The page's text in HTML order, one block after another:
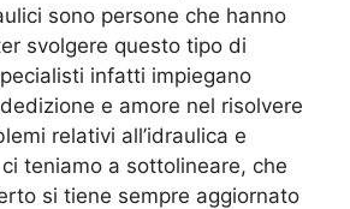
sono persone che hanno
svolgere questo tipo di
infatti impiegano
e amore nel risolvere
relativi all’idraulica e
teniamo a sottolineare, che
si tiene sempre aggiornato